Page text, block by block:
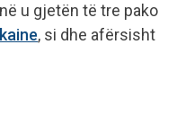
u gjetën të tre pako
, si dhe afërsisht